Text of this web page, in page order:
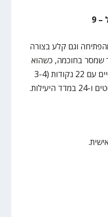
– 9
וגם קלע בצורה
שמסר בחוכמה, כשהוא
היה השחקן הטוב בקבוצתו. סיים עם 22 נקודות (3-4